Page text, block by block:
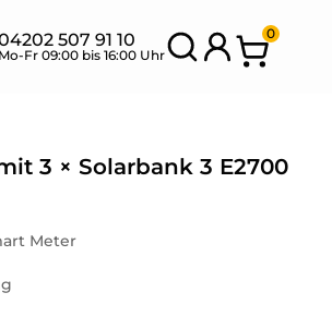
FLEXIBLEN
507 91 10
Mo-Fr 09:00 bis 16:00 Uhr
0
3 × Solarbank 3 E2700
Meter